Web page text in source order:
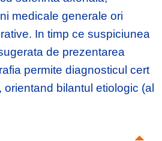
medicale generale ori
In timp ce suspiciunea
de prezentarea
permite diagnosticul cert
bilantul etiologic (al